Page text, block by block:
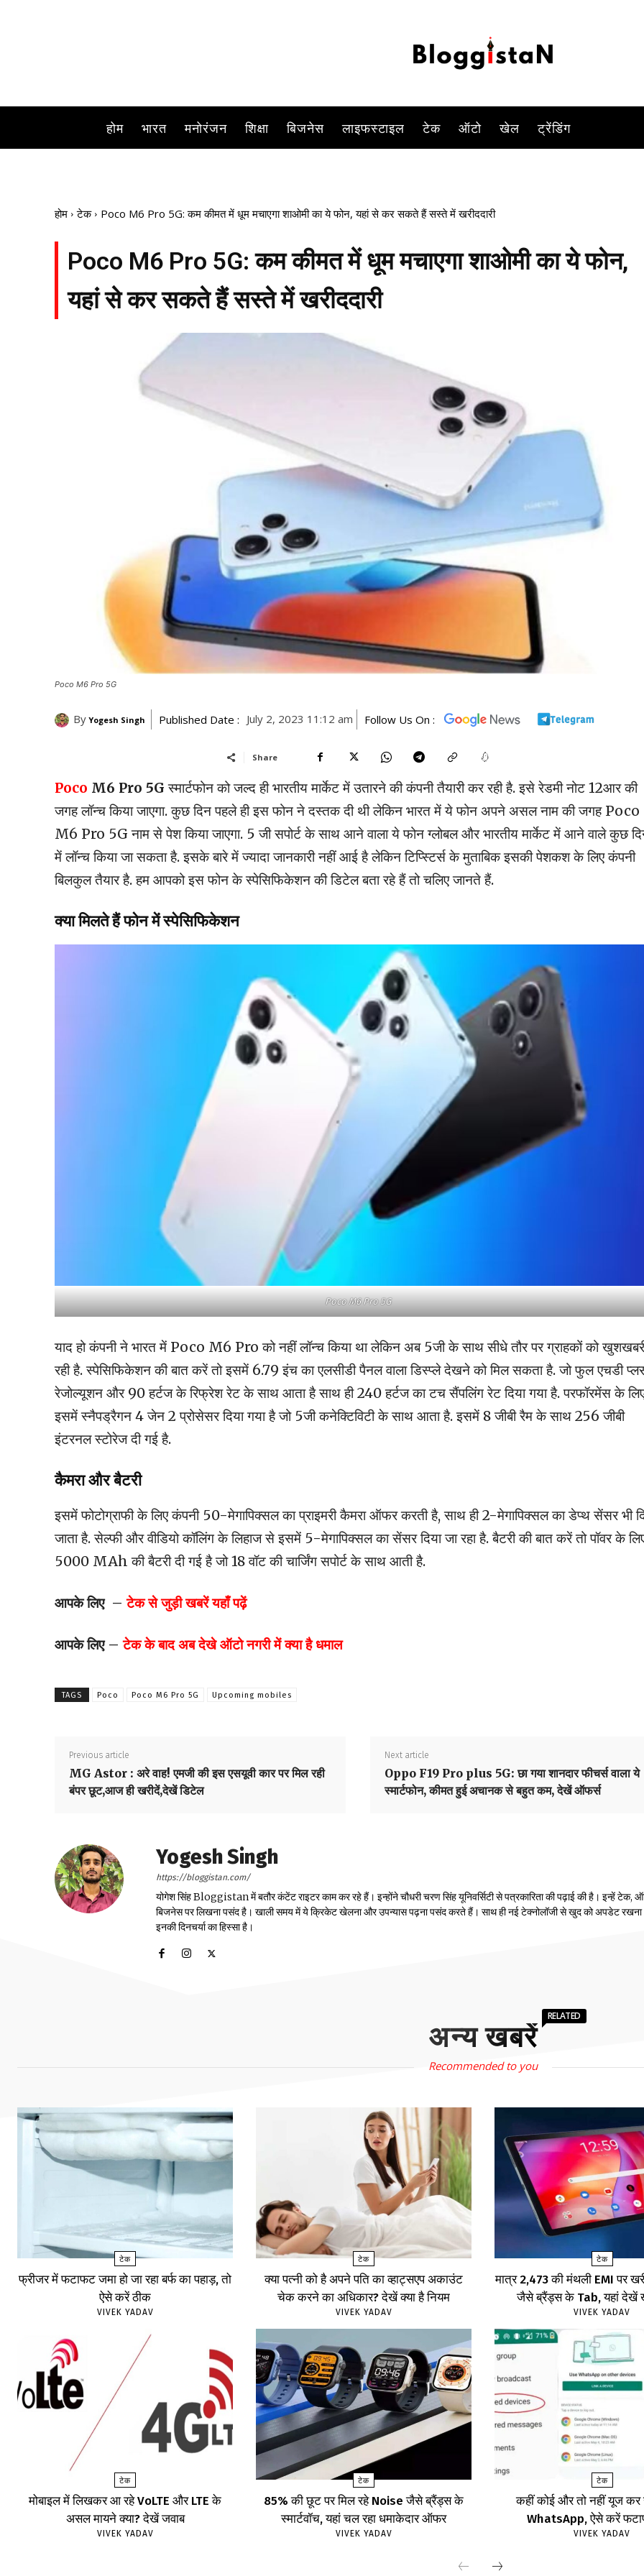
होम भारत मनोरंजन शिक्षा बिजनेस लाइफस्टाइल टेक ऑटो खेल ट्रेंडिंग
होम टेक Poco M6 Pro 5G: कम कीमत में धूम मचाएगा शाओमी का ये फोन, यहां से कर सकते हैं सस्ते में खरीददारी
Poco M6 Pro 5G: कम कीमत में धूम मचाएगा शाओमी का ये फोन,
यहां से कर सकते हैं सस्ते में खरीददारी
Poco M6 Pro 5G
By Yogesh Singh Published Date : July 2, 2023 11:12 am Follow Us On :
Share
Poco M6 Pro 5G स्मार्टफोन को जल्द ही भारतीय मार्केट में उतारने की कंपनी तैयारी कर रही है. इसे रेडमी नोट 12आर की
जगह लॉन्च किया जाएगा. कुछ दिन पहले ही इस फोन ने दस्तक दी थी लेकिन भारत में ये फोन अपने असल नाम की जगह Poco
M6 Pro 5G नाम से पेश किया जाएगा. 5 जी सपोर्ट के साथ आने वाला ये फोन ग्लोबल और भारतीय मार्केट में आने वाले कुछ
में लॉन्च किया जा सकता है. इसके बारे में ज्यादा जानकारी नहीं आई है लेकिन टिप्स्टिर्स के मुताबिक इसकी पेशकश के लिए कंपनी
बिलकुल तैयार है. हम आपको इस फोन के स्पेसिफिकेशन की डिटेल बता रहे हैं तो चलिए जानते हैं.
क्या मिलते हैं फोन में स्पेसिफिकेशन
Poco M6 Pro 5G
याद हो कंपनी ने भारत में Poco M6 Pro को नहीं लॉन्च किया था लेकिन अब 5जी के साथ सीधे तौर पर ग्राहकों को
रही है. स्पेसिफिकेशन की बात करें तो इसमें 6.79 इंच का एलसीडी पैनल वाला डिस्प्ले देखने को मिल सकता है. जो फुल एचडी
रेजोल्यूशन और 90 हर्टज के रिफ्रेश रेट के साथ आता है साथ ही 240 हर्टज का टच सैंपलिंग रेट दिया गया है. परफॉरमेंस के
इसमें स्नैपड्रैगन 4 जेन 2 प्रोसेसर दिया गया है जो 5जी कनेक्टिविटी के साथ आता है. इसमें 8 जीबी रैम के साथ 256 जीबी
इंटरनल स्टोरेज दी गई है.
कैमरा और बैटरी
इसमें फोटोग्राफी के लिए कंपनी 50-मेगापिक्सल का प्राइमरी कैमरा ऑफर करती है, साथ ही 2-मेगापिक्सल का डेप्थ सेंसर भी
जाता है. सेल्फी और वीडियो कॉलिंग के लिहाज से इसमें 5-मेगापिक्सल का सेंसर दिया जा रहा है. बैटरी की बात करें तो पॉवर के
5000 MAh की बैटरी दी गई है जो 18 वॉट की चार्जिंग सपोर्ट के साथ आती है.
आपके लिए –टेक से जुड़ी खबरें यहाँ पढ़ें
आपके लिए – टेक के बाद अब देखे ऑटो नगरी में क्या है धमाल
TAGS Poco Poco M6 Pro 5G Upcoming mobiles
Previous article
MG Astor : अरे वाह! एमजी की इस एसयूवी कार पर मिल रही
बंपर छूट,आज ही खरीदें,देखें डिटेल
Next article
Oppo F19 Pro plus 5G: छा गया शानदार फीचर्स वाला ये
स्मार्टफोन, कीमत हुई अचानक से बहुत कम, देखें ऑफर्स
Yogesh Singh
https://bloggistan.com/
योगेश सिंह Bloggistan में बतौर कंटेंट राइटर काम कर रहे हैं। इन्होंने चौधरी चरण सिंह यूनिवर्सिटी से पत्रकारिता की पढ़ाई की है। इन्हें टेक,
बिजनेस पर लिखना पसंद है। खाली समय में ये क्रिकेट खेलना और उपन्यास पढ़ना पसंद करते हैं। साथ ही नई टेक्नोलॉजी से खुद को अपडेट रखना
इनकी दिनचर्या का हिस्सा है।
अन्य खबरें
RELATED
Recommended to you
टेक
फ्रीजर में फटाफट जमा हो जा रहा बर्फ का पहाड़, तो
ऐसे करें ठीक
VIVEK YADAV
टेक
क्या पत्नी को है अपने पति का व्हाट्सएप अकाउंट
चेक करने का अधिकार? देखें क्या है नियम
VIVEK YADAV
टेक
मात्र ₹2,473 की मंथली EMI पर
जैसे ब्रैंड्स के Tab, यहां देखें
VIVEK YADAV
टेक
मोबाइल में लिखकर आ रहे VoLTE और LTE के
असल मायने क्या? देखें जवाब
VIVEK YADAV
टेक
85% की छूट पर मिल रहे Noise जैसे ब्रैंड्स के
स्मार्टवॉच, यहां चल रहा धमाकेदार ऑफर
VIVEK YADAV
टेक
कहीं कोई और तो नहीं यूज कर
WhatsApp, ऐसे करें
VIVEK YADAV